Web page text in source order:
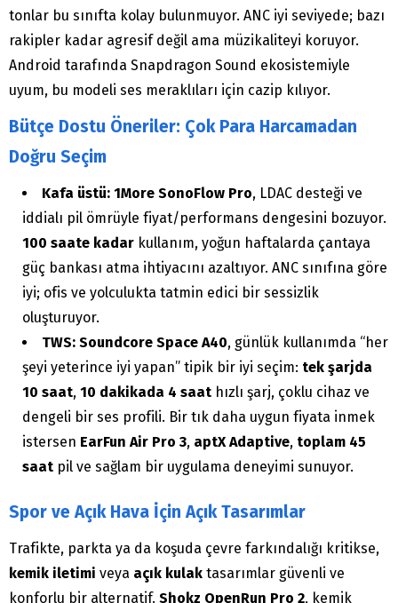
tonlar bu sınıfta kolay bulunmuyor. ANC iyi seviyede; bazı
rakipler kadar agresif değil ama müzikaliteyi koruyor.
Android tarafında Snapdragon Sound ekosistemiyle
uyum, bu modeli ses meraklıları için cazip kılıyor.
Bütçe Dostu Öneriler: Çok Para Harcamadan
Doğru Seçim
Kafa üstü: 1More SonoFlow Pro, LDAC desteği ve
iddialı pil ömrüyle fiyat/performans dengesini bozuyor.
100 saate kadar kullanım, yoğun haftalarda çantaya
güç bankası atma ihtiyacını azaltıyor. ANC sınıfına göre
iyi; ofis ve yolculukta tatmin edici bir sessizlik
oluşturuyor.
TWS: Soundcore Space A40, günlük kullanımda “her
şeyi yeterince iyi yapan” tipik bir iyi seçim: tek şarjda
10 saat, 10 dakikada 4 saat hızlı şarj, çoklu cihaz ve
dengeli bir ses profili. Bir tık daha uygun fiyata inmek
istersen EarFun Air Pro 3, aptX Adaptive, toplam 45
saat pil ve sağlam bir uygulama deneyimi sunuyor.
Spor ve Açık Hava İçin Açık Tasarımlar
Trafikte, parkta ya da koşuda çevre farkındalığı kritikse,
kemik iletimi veya açık kulak tasarımlar güvenli ve
konforlu bir alternatif. Shokz OpenRun Pro 2, kemik